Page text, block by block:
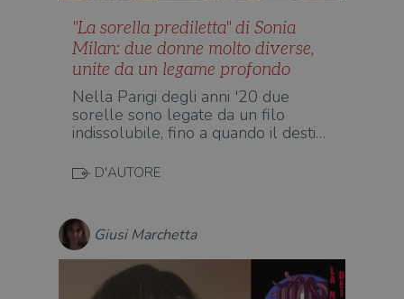
"La sorella prediletta" di Sonia
Milan: due donne molto diverse,
unite da un legame profondo
Nella Parigi degli anni '20 due
sorelle sono legate da un filo
indissolubile, fino a quando il desti…
D'AUTORE
Giusi Marchetta